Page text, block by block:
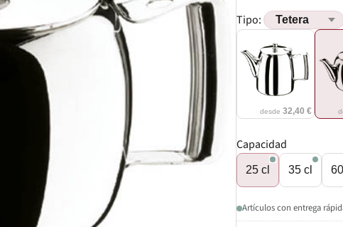
Tipo:
desde32,40 €
Capacidad
25 cl 35 cl
Artículos con entrega